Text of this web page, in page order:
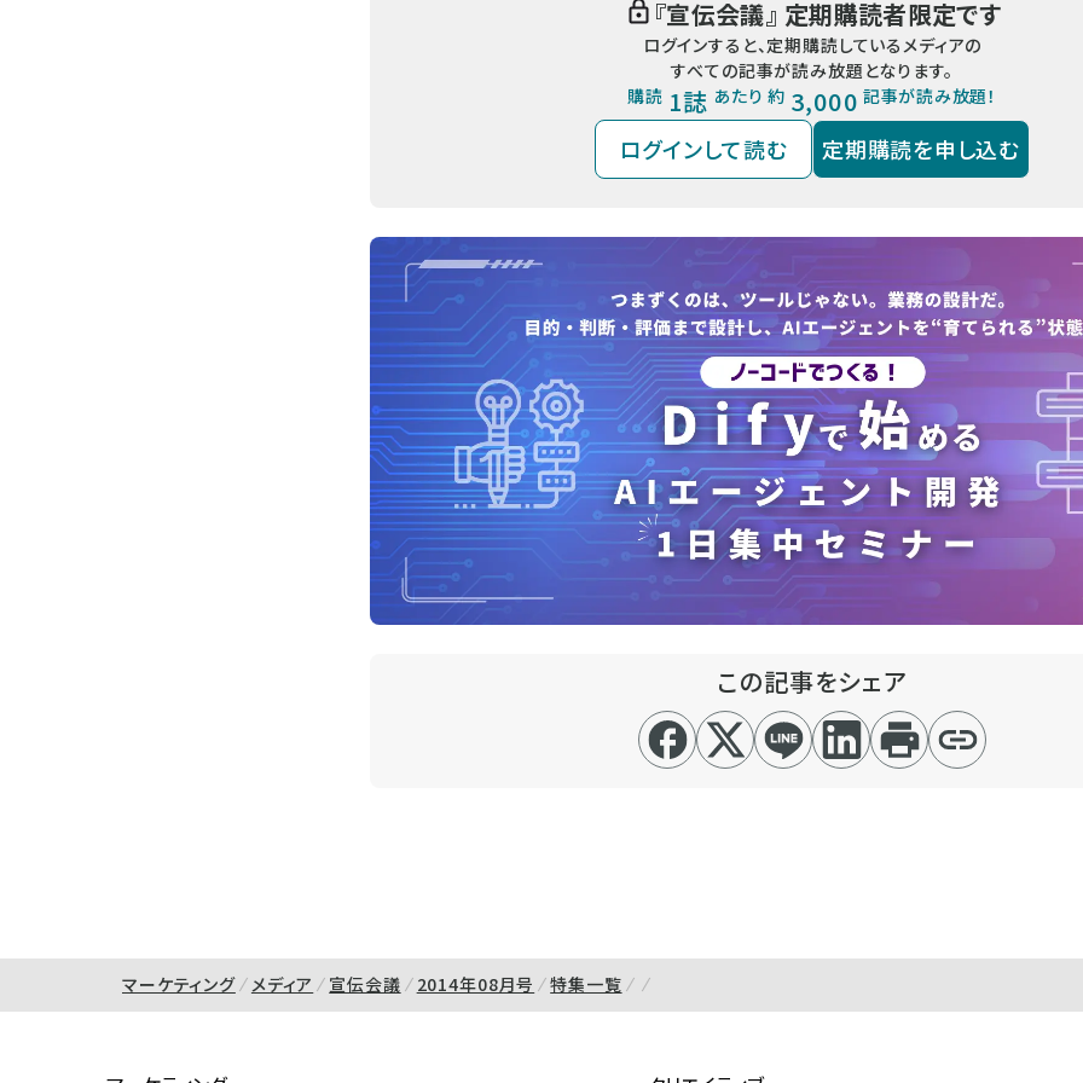
『宣伝会議』 定期購読者限定です
ログインすると、定期購読しているメディアの
すべての記事が読み放題となります。
購読 1誌 あたり 約 3,000 記事が読み放題！
ログインして読む 定期購読を申し込む
この記事をシェア
マーケティング メディア 宣伝会議 2014年08月号 特集一覧